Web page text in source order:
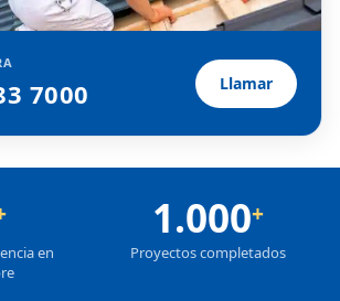
7000 Llamar
en
1.000+
Proyectos completados